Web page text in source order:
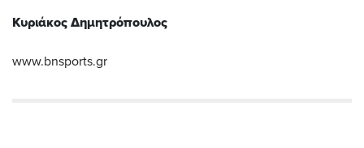
Κυριάκος Δημητρόπουλος
www.bnsports.gr